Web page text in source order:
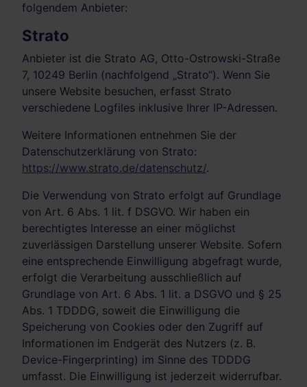
folgendem Anbieter:
Strato
Anbieter ist die Strato AG, Otto-Ostrowski-Straße
7, 10249 Berlin (nachfolgend „Strato“). Wenn Sie
unsere Website besuchen, erfasst Strato
verschiedene Logfiles inklusive Ihrer IP-Adressen.
Weitere Informationen entnehmen Sie der
Datenschutzerklärung von Strato:
https://www.strato.de/datenschutz/.
Die Verwendung von Strato erfolgt auf Grundlage
von Art. 6 Abs. 1 lit. f DSGVO. Wir haben ein
berechtigtes Interesse an einer möglichst
zuverlässigen Darstellung unserer Website. Sofern
eine entsprechende Einwilligung abgefragt wurde,
erfolgt die Verarbeitung ausschließlich auf
Grundlage von Art. 6 Abs. 1 lit. a DSGVO und § 25
Abs. 1 TDDDG, soweit die Einwilligung die
Speicherung von Cookies oder den Zugriff auf
Informationen im Endgerät des Nutzers (z. B.
Device-Fingerprinting) im Sinne des TDDDG
umfasst. Die Einwilligung ist jederzeit widerrufbar.